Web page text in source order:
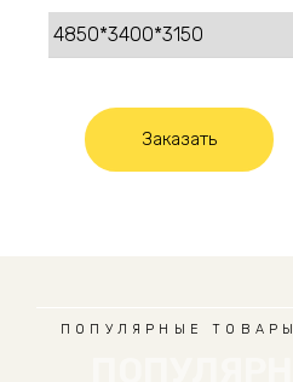
Заказать
ПОПУЛЯРНЫЕ ТОВАРЫ